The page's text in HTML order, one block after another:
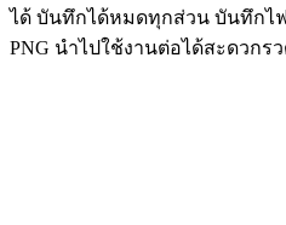
ได้ บันทึกได้หมดทุกส่วน บันทึกไ
PNG นำไปใช้งานต่อได้สะดวกร